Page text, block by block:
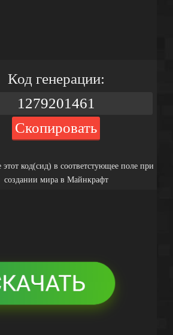
Код генерации:
Скопировать
этот код(сид) в соответстующее поле при
создании мира в Майнкрафт